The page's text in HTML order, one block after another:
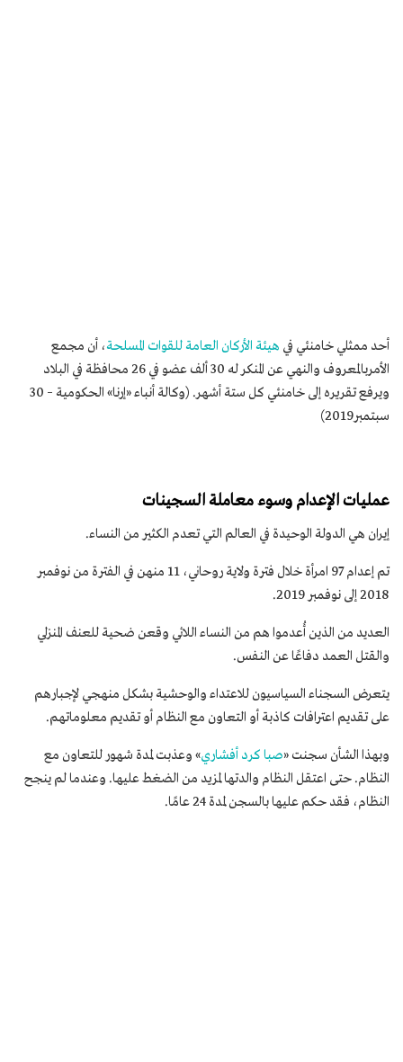
أحد ممثلي خامنئي فيهيئة الأركان العامة للقوات المسلحة، أن مجمع
الأمربالمعروف والنهي عن المنكر له 30 ألف عضو في 26 محافظة في البلاد
ويرفع تقريره إلى خامنئي كل ستة أشهر. (وكالة أنباء «إرنا» الحكومية – 30
سبتمبر2019)
عمليات الإعدام وسوء معاملة السجينات
إيران هي الدولة الوحيدة في العالم التي تعدم الكثير من النساء.
تم إعدام 97 امرأة خلال فترة ولاية روحاني، 11 منهن في الفترة من نوفمبر
2018 إلى نوفمبر 2019.
العديد من الذين أُعدموا هم من النساء اللائي وقعن ضحية للعنف المنزلي
والقتل العمد دفاعًا عن النفس.
يتعرض السجناء السياسيون للاعتداء والوحشية بشكل منهجي لإجبارهم
على تقديم اعترافات كاذبة أو التعاون مع النظام أو تقديم معلوماتهم.
وبهذا الشأن سجنت «صبا كرد أفشاري» وعذبت لمدة شهور للتعاون مع
النظام. حتى اعتقل النظام والدتها لمزيد من الضغط عليها. وعندما لم ينجح
النظام، فقد حكم عليها بالسجن لمدة 24 عامًا.